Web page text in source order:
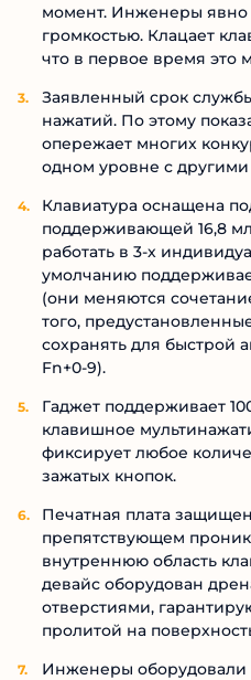
момент. Инженеры явно
громкостью. Клацает
что в первое время это
Заявленный срок
нажатий. По этому
опережает многих
одном уровне с
Клавиатура оснащена
поддерживающей 16,8
работать в 3-х
умолчанию
(они меняются
того,
сохранять для быстрой
Fn+0-9).
Гаджет поддерживает
клавишное
фиксирует любое
зажатых кнопок.
Печатная плата
препятствующем
внутреннюю область
девайс оборудован
отверстиями,
пролитой на
Инженеры оборудовали